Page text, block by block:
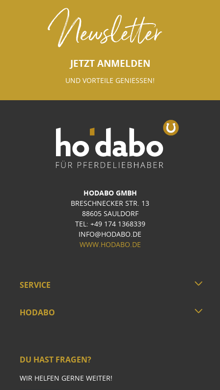
Newsletter
JETZT ANMELDEN
UND VORTEILE GENIESSEN!
HODABO GMBH
BRESCHNECKER STR. 13
88605 SAULDORF
TEL: +49 174 1368339
INFO@HODABO.DE
WWW.HODABO.DE
SERVICE
HODABO
DU HAST FRAGEN?
WIR HELFEN GERNE WEITER!